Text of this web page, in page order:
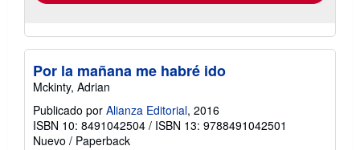
Por la mañana me habré ido
Mckinty, Adrian
Publicado por Alianza Editorial, 2016
ISBN 10: 8491042504 / ISBN 13: 9788491042501
Nuevo / Paperback